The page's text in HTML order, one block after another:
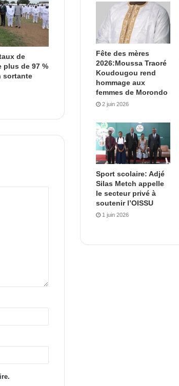
de
plus de 97 %
sortante
Fête des mères
2026:Moussa Traoré
Koudougou rend
hommage aux
femmes de Morondo
2 juin 2026
Sport scolaire: Adjé
Silas Metch appelle
le secteur privé à
soutenir l’OISSU
1 juin 2026